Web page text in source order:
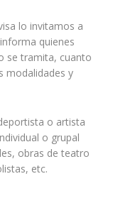
lo invitamos a
quienes
se tramita, cuanto
modalidades y
o artista
o grupal
obras de teatro
etc.